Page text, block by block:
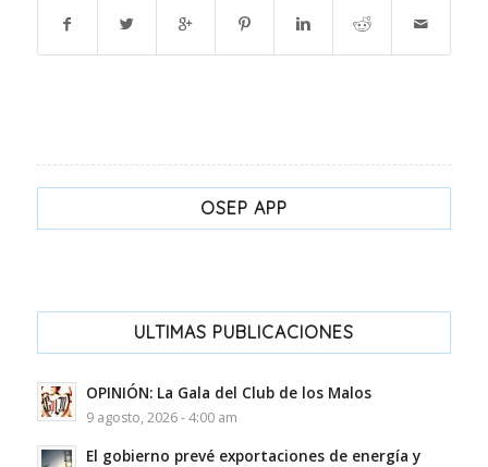
OSEP APP
ULTIMAS PUBLICACIONES
OPINIÓN: La Gala del Club de los Malos
9 agosto, 2026 - 4:00 am
El gobierno prevé exportaciones de energía y